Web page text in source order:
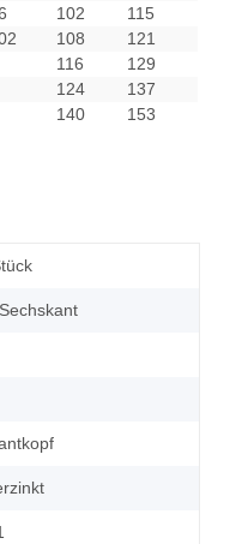
102
115
108
121
116
129
124
137
140
153